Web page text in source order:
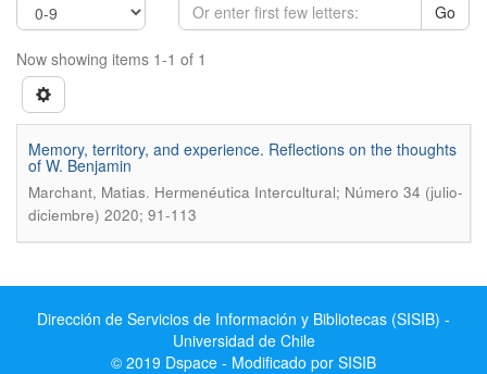
Go
Now showing items 1-1 of 1
Memory, territory, and experience. Reflections on the thoughts
of W. Benjamin
Marchant, Matias. Hermenéutica Intercultural; Número 34 (julio-
diciembre) 2020; 91-113
Dirección de Servicios de Información y Bibliotecas (SISIB) -
Universidad de Chile
© 2019 Dspace - Modificado por SISIB